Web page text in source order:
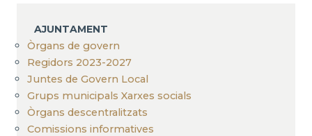
PERFIL
DEL
CONTRACTANT
ANUNCIS
AJUNTAMENT
Òrgans de govern
Regidors 2023-2027
Juntes de Govern Local
Grups municipals Xarxes socials
Òrgans descentralitzats
Comissions informatives